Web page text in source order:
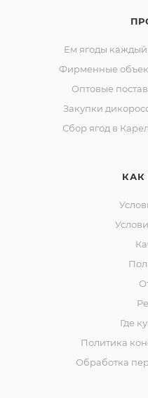
Ем ягоды каждый
Фирменные
Оптовые
Закупки
Сбор ягод в
КАК
Где
Политика
Обработка